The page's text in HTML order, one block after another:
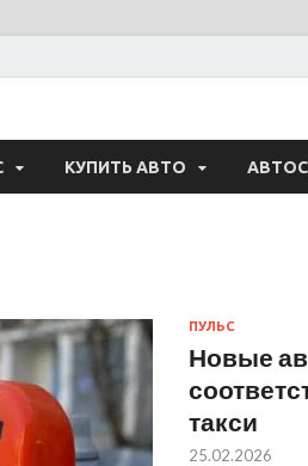
—
КУПИТЬ АВТО
ПУЛЬС
Новые
такси
25.02.2026